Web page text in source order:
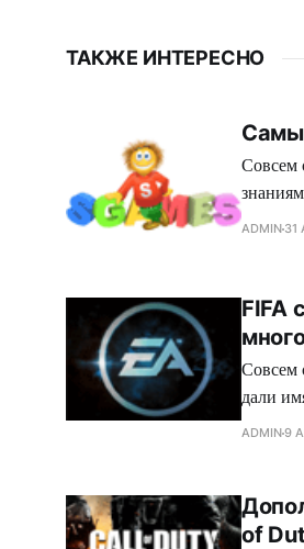
ТАКЖЕ ИНТЕРЕСНО
Совсем
ADMIN 31
FIFA
Совсем
дали
Ее
ADMIN9
of